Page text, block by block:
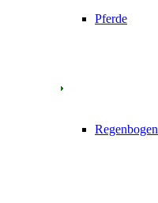
Pferde
Regenbogen